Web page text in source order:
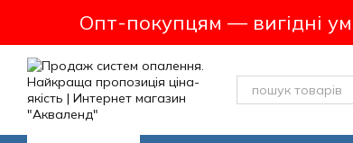
Перейти до основного контенту
Опт-покупцям — вигідні